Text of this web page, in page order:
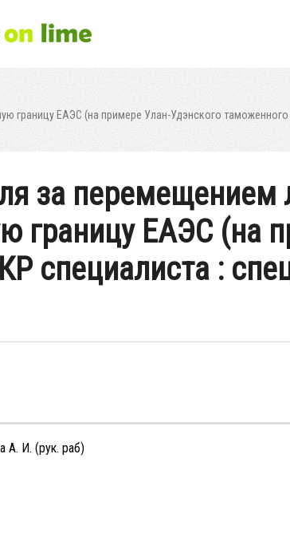
ЕАЭС (на примере Улан-Удэнского таможенного
за перемещением
границу ЕАЭС (на
специалиста :
А. И. (рук. раб)